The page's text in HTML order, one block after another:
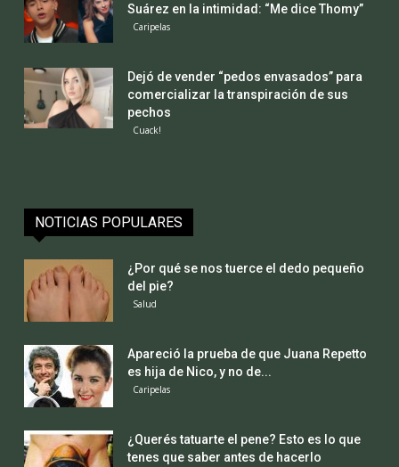
Suárez en la intimidad: “Me dice Thomy”
Caripelas
Dejó de vender “pedos envasados” para
comercializar la transpiración de sus
pechos
Cuack!
NOTICIAS POPULARES
¿Por qué se nos tuerce el dedo pequeño
del pie?
Salud
Apareció la prueba de que Juana Repetto
es hija de Nico, y no de...
Caripelas
¿Querés tatuarte el pene? Esto es lo que
tenes que saber antes de hacerlo